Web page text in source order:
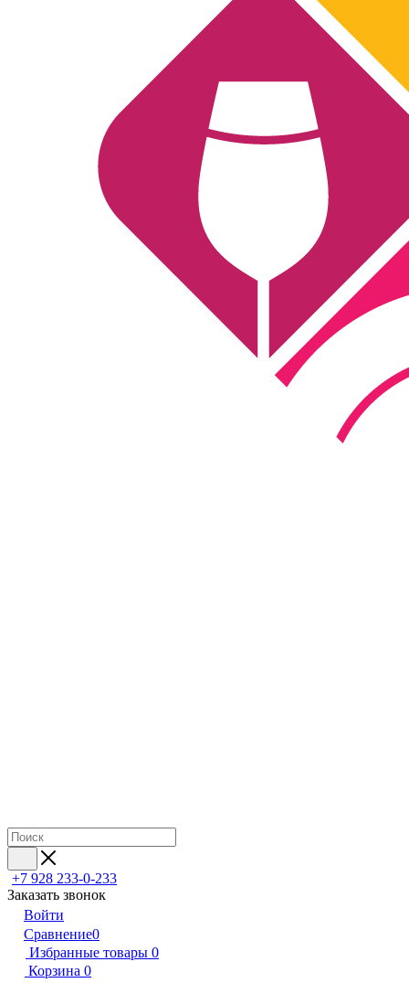
+7 928 233-0-233
Заказать звонок
Войти
Сравнение0
Избранные товары 0
Корзина 0